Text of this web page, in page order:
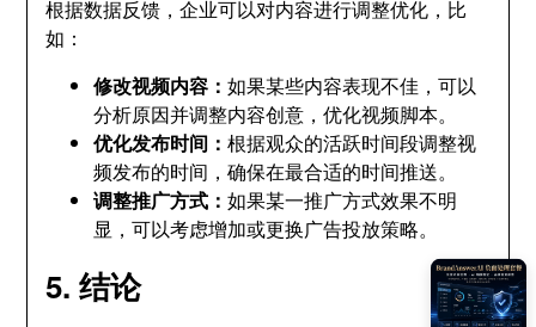
根据数据反馈 ，企业可以对内容进行调整优化 ， 比
如 ：
修改视频内容 ：如果某些内容表现不佳 ，可以
分析原因并调整内容创意 ，优化视频脚本。
优化发布时间 ：根据观众的活跃时间段调整视
频发布的时间 ，确保在最合适的时间推送。
调整推广方式 ：如果某一推广方式效果不明
显 ，可以考虑增加或更换广告投放策略。
5.结论